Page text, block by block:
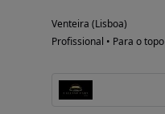
Venteira (Lisboa)
Profissional • Para o topo